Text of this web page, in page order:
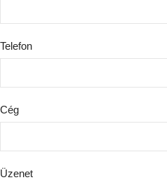
Telefon
Cég
Üzenet